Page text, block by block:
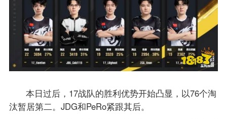
本日过后，17战队的胜利优势开始凸显，以76个淘
汰暂居第二。JDG和PeRo紧跟其后。